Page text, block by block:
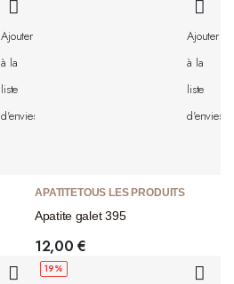
Ajouter
à la
liste
d'envies
Ajouter
à la
liste
d'envies
APATITETOUS LES PRODUITS
Apatite galet 395
12,00€
19%